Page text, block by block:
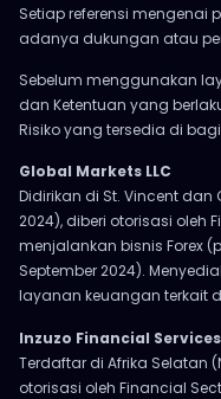
Setiap referensi mengenai
adanya dukungan atau
Sebelum menggunakan
dan Ketentuan yang
Risiko yang tersedia di
Global Markets LLC
Didirikan di St. Vincent dan
2024), diberi otorisasi oleh
menjalankan bisnis Forex
September 2024).
layanan keuangan terkait
Inzuzo Financial
Terdaftar di Afrika Selatan
otorisasi oleh Financial